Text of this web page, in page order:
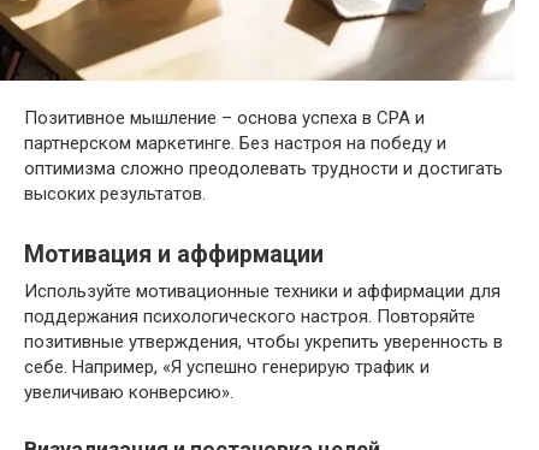
Позитивное мышление – основа успеха в CPA и
партнерском маркетинге. Без настроя на победу и
оптимизма сложно преодолевать трудности и достигать
высоких результатов.
Мотивация и аффирмации
Используйте мотивационные техники и аффирмации для
поддержания психологического настроя. Повторяйте
позитивные утверждения, чтобы укрепить уверенность в
себе. Например, «Я успешно генерирую трафик и
увеличиваю конверсию».